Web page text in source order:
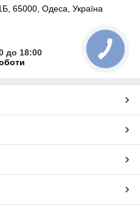
65000, Одеса, Україна
до 18:00